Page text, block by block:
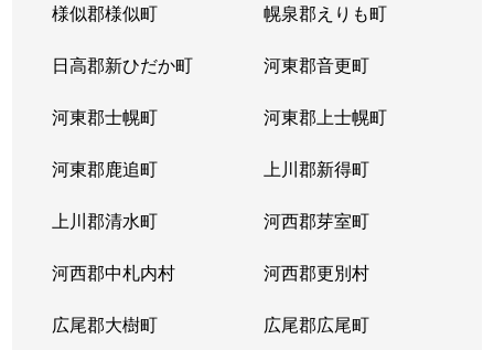
様似郡様似町 幌泉郡えりも町
日高郡新ひだか町 河東郡音更町
河東郡士幌町 河東郡上士幌町
河東郡鹿追町 上川郡新得町
上川郡清水町 河西郡芽室町
河西郡中札内村 河西郡更別村
広尾郡大樹町 広尾郡広尾町